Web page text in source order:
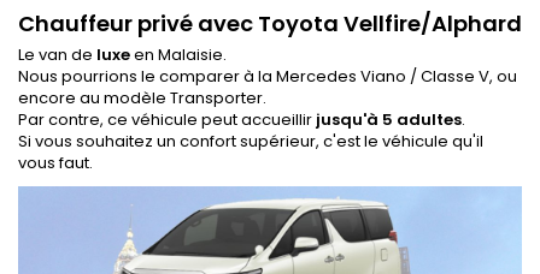
Chauffeur privé avec Toyota Vellfire/Alphard
Le van de luxeen Malaisie.
Nous pourrions le comparer à la Mercedes Viano / Classe V, ou
encore au modèle Transporter.
Par contre, ce véhicule peut accueillir jusqu'à 5 adultes.
Si vous souhaitez un confort supérieur, c'est le véhicule qu'il
vous faut.